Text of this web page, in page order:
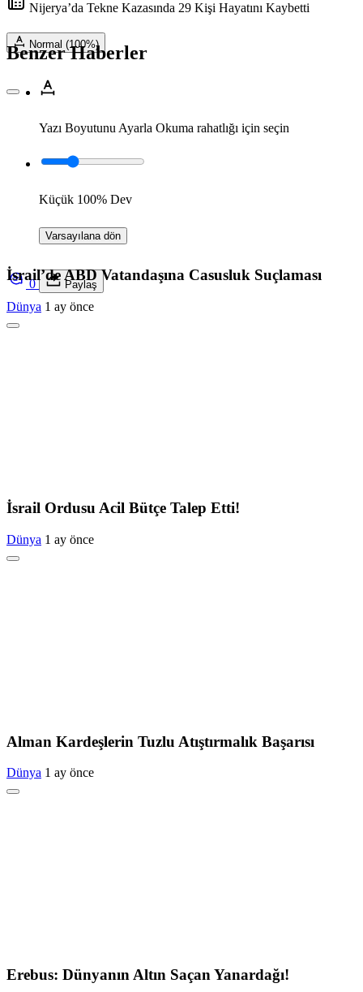
Nijerya’da Tekne Kazasında 29 Kişi Hayatını Kaybetti
Normal (100%)
Yazı Boyutunu Ayarla Okuma rahatlığı için seçin
Küçük 100% Dev
Varsayılana dön
0 Paylaş
Benzer Haberler
İsrail’de ABD Vatandaşına Casusluk Suçlaması
Dünya 1 ay önce
İsrail Ordusu Acil Bütçe Talep Etti!
Dünya 1 ay önce
Alman Kardeşlerin Tuzlu Atıştırmalık Başarısı
Dünya 1 ay önce
Erebus: Dünyanın Altın Saçan Yanardağı!